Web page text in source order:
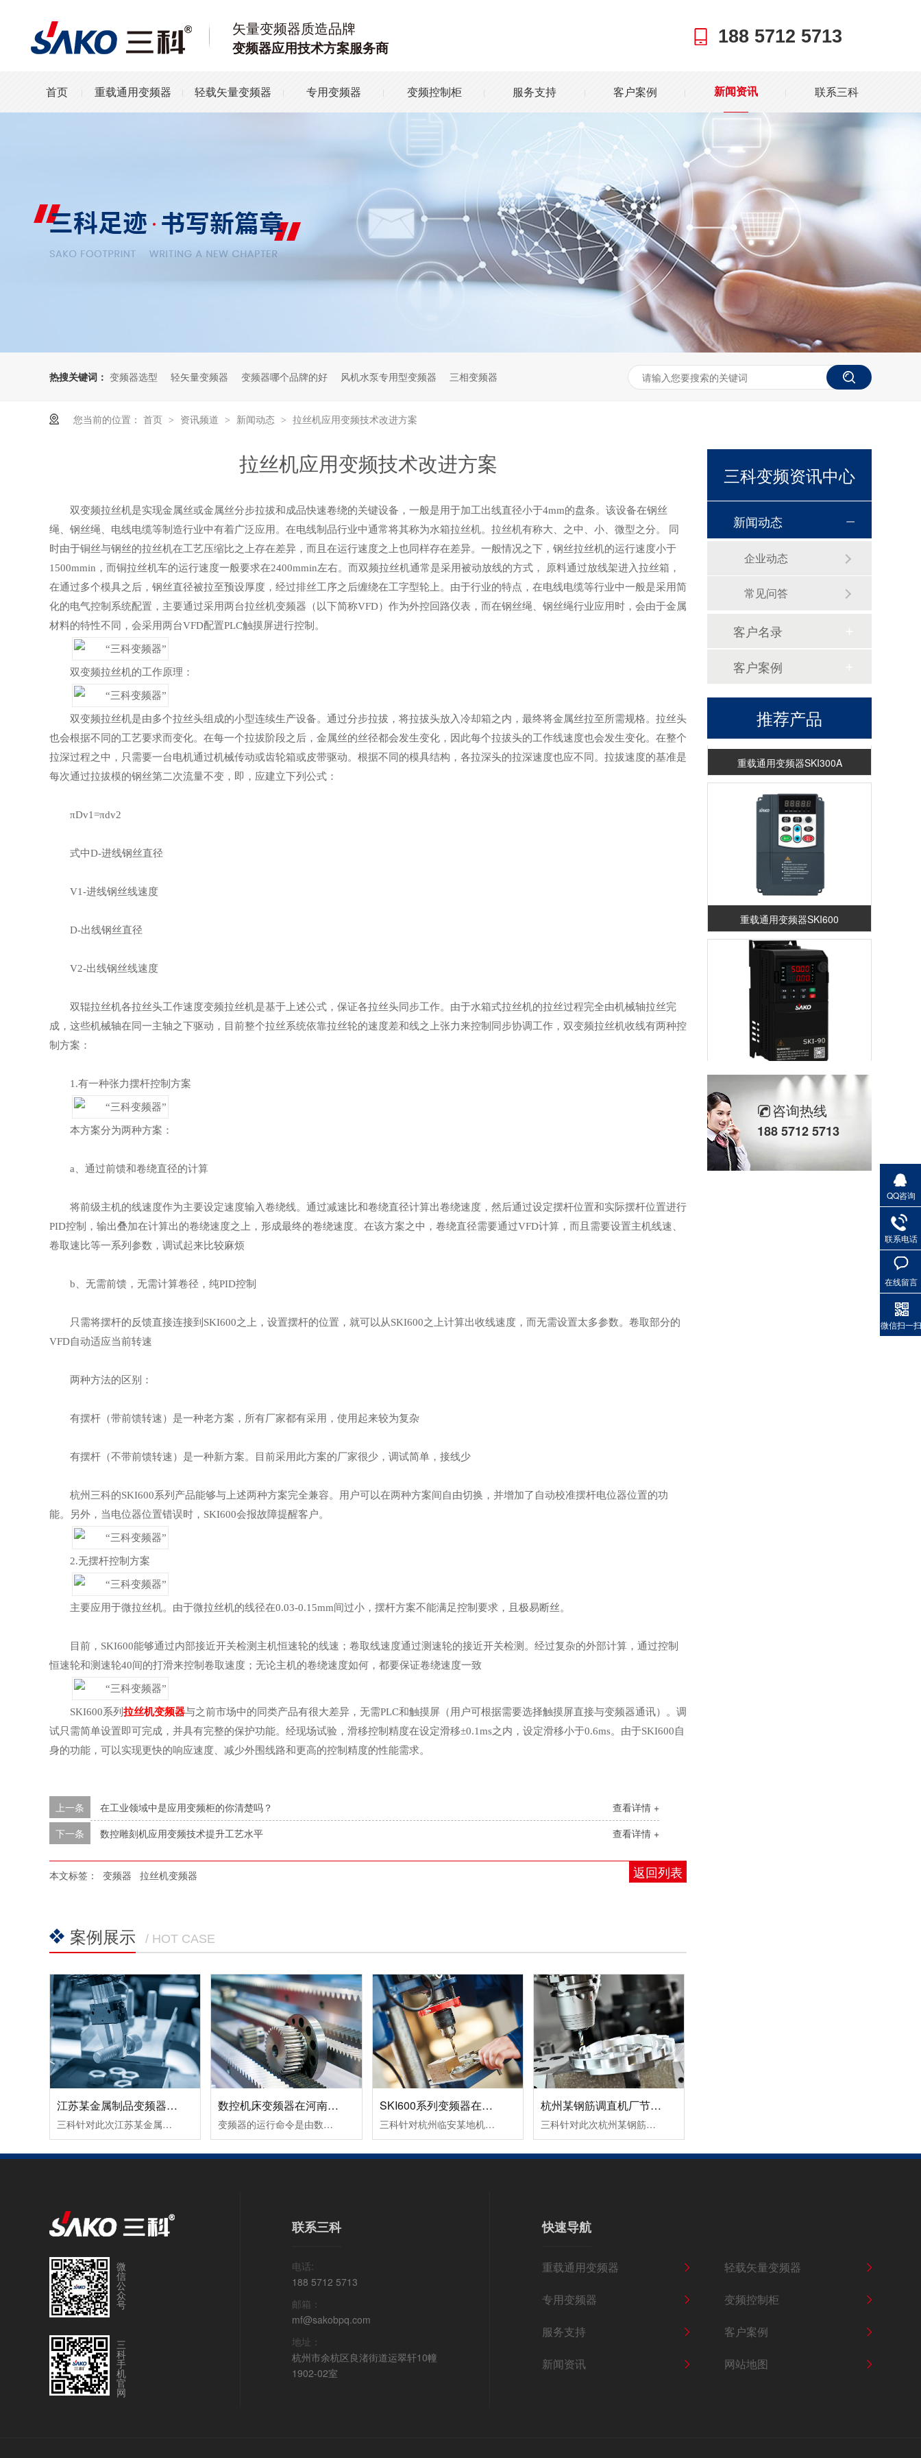
矢量变频器质造品牌
变频器应用技术方案服务商
188 5712 5713
首页 重载通用变频器 轻载矢量变频器 专用变频器 变频控制柜 服务支持 客户案例 新闻资讯 联系三科
热搜关键词： 变频器选型 轻矢量变频器 变频器哪个品牌的好 风机水泵专用型变频器 三相变频器
您当前的位置： 首页 > 资讯频道 > 新闻动态 > 拉丝机应用变频技术改进方案
拉丝机应用变频技术改进方案
双变频拉丝机是实现金属丝或金属丝分步拉拔和成品快速卷绕的关键设备，一般是用于加工出线直径小于4mm的盘条。该设备在钢丝
绳、钢丝绳、电线电缆等制造行业中有着广泛应用。在电线制品行业中通常将其称为水箱拉丝机。拉丝机有称大、之中、小、微型之分。
同
时由于铜丝与钢丝的拉丝机在工艺压缩比之上存在差异，而且在运行速度之上也同样存在差异。一般情况之下，钢丝拉丝机的运行速度小于
1500mmin，而铜拉丝机车的运行速度一般要求在2400mmin左右。而双频拉丝机通常是采用被动放线的方式，
原料通过放线架进入拉丝箱，
在通过多个模具之后，钢丝直径被拉至预设厚度，经过排丝工序之后缠绕在工字型轮上。由于行业的特点，在电线电缆等行业中一般是采用简
化的电气控制系统配置，主要通过采用两台拉丝机变频器（以下简称VFD）作为外控回路仪表，而在钢丝绳、钢丝绳行业应用时，会由于金属
材料的特性不同，会采用两台VFD配置PLC触摸屏进行控制。
双变频拉丝机的工作原理：
双变频拉丝机是由多个拉丝头组成的小型连续生产设备。通过分步拉拔，将拉拔头放入冷却箱之内，最终将金属丝拉至所需规格。拉丝头
也会根据不同的工艺要求而变化。在每一个拉拔阶段之后，金属丝的丝径都会发生变化，因此每个拉拔头的工作线速度也会发生变化。在整个
拉深过程之中，只需要一台电机通过机械传动或齿轮箱或皮带驱动。根据不同的模具结构，各拉深头的拉深速度也应不同。拉拔速度的基准是
每次通过拉拔模的钢丝第二次流量不变，即，应建立下列公式：
πDv1=πdv2
式中D-进线钢丝直径
V1-进线钢丝线速度
D-出线钢丝直径
V2-出线钢丝线速度
双辊拉丝机各拉丝头工作速度变频拉丝机是基于上述公式，保证各拉丝头同步工作。由于水箱式拉丝机的拉丝过程完全由机械轴拉丝完
成，这些机械轴在同一主轴之下驱动，目前整个拉丝系统依靠拉丝轮的速度差和线之上张力来控制同步协调工作，双变频拉丝机收线有两种控
制方案：
1.有一种张力摆杆控制方案
本方案分为两种方案：
a、通过前馈和卷绕直径的计算
将前级主机的线速度作为主要设定速度输入卷绕线。通过减速比和卷绕直径计算出卷绕速度，然后通过设定摆杆位置和实际摆杆位置进行
PID控制，输出叠加在计算出的卷绕速度之上，形成最终的卷绕速度。在该方案之中，卷绕直径需要通过VFD计算，而且需要设置主机线速、
卷取速比等一系列参数，调试起来比较麻烦
b、无需前馈，无需计算卷径，纯PID控制
只需将摆杆的反馈直接连接到SKI600之上，设置摆杆的位置，就可以从SKI600之上计算出收线速度，而无需设置太多参数。卷取部分的
VFD自动适应当前转速
两种方法的区别：
有摆杆（带前馈转速）是一种老方案，所有厂家都有采用，使用起来较为复杂
有摆杆（不带前馈转速）是一种新方案。目前采用此方案的厂家很少，调试简单，接线少
杭州三科的SKI600系列产品能够与上述两种方案完全兼容。用户可以在两种方案间自由切换，并增加了自动校准摆杆电位器位置的功
能。另外，当电位器位置错误时，SKI600会报故障提醒客户。
2.无摆杆控制方案
主要应用于微拉丝机。由于微拉丝机的线径在0.03-0.15mm间过小，摆杆方案不能满足控制要求，且极易断丝。
目前，SKI600能够通过内部接近开关检测主机恒速轮的线速；卷取线速度通过测速轮的接近开关检测。经过复杂的外部计算，通过控制
恒速轮和测速轮40间的打滑来控制卷取速度；无论主机的卷绕速度如何，都要保证卷绕速度一致
SKI600系列 拉丝机变频器与之前市场中的同类产品有很大差异，无需PLC和触摸屏（用户可根据需要选择触摸屏直接与变频器通讯）。调
试只需简单设置即可完成，并具有完整的保护功能。经现场试验，滑移控制精度在设定滑移±0.1ms之内，设定滑移小于0.6ms。由于SKI600自
身的功能，可以实现更快的响应速度、减少外围线路和更高的控制精度的性能需求。
查看详情 +
上一条
在工业领域中是应用变频柜的你清楚吗？
查看详情 +
下一条 数控雕刻机应用变频技术提升工艺水平
返回列表
本文标签： 变频器 拉丝机变频器
案例展示 / HOT CASE
江苏某金属制品变频器节能改造案例！
三科针对此次江苏某金属制品变频器节能改造案例除了采用变频调速让电机达到理想工作转速外，在提高球磨机的研磨效率所取得的节能效果也很好。由于球磨机在设计时，都考虑到保证电动机的最大输出转矩，而实际生产过程中，往往达不到最大输出转矩，电动机处于轻载（不满载）工作状态，其功率因数和效率都较低。这时可通......
数控机床变频器在河南数控设备中的应用案例！
变频器的运行命令是由数控系列发出运行指令，一个正转命令FWD（S1输入），一个反转命令REV（S2输入）。频率信号是由数控系统输出转速信号S(0～10VDC），从变频器AI2端子输入频率指令即可改变频器的频率，从而改变电机的转速。变频器输出故障信号（R1A，R1C）到数控系统，变频器报故障代码时，使机床控制系统停止工作。
SKI600系列变频器在杭州临安某机械设备生产企业中的应用案例！
三科针对杭州临安某地机械设备生产企业设计了SKI600系列变频器在卧式木工带锯机上的应用所采取的设备加工工艺及控制方案：其工作过程为跑车工作台以一定的速度运行一段距离，此速度通常是慢速行进，由PLC给变频器启动和多段速信号，变频器带动跑车工作台电机以低速行进；当锯条进至木头大概5公分左右的位置后，PLC.....
杭州某钢筋调直机厂节能变频器改造案例！
三科针对此次杭州某钢筋调直机厂节能变频器改造案例中提出以下三个结论：1，降低设备启动电流，让电网电压更稳定，大大缓解了电源容量紧张传统钢筋调直机无变频器启动时的电流等于(4-7)倍额定电流，这样会对机电设备和供电电网造成严重的冲击，而且还会对电网容量要求过高。变频器具有上电电机检测、输入输出缺相保护......
三科变频资讯中心
新闻动态
企业动态
常见问答
客户名录
客户案例
推荐产品
恒压供水控制柜
重载通用变频器SKI300A
重载通用变频器SKI600
恒压供水控制柜
咨询热线
188 5712 5713
微
信
公
众
号
三
科
手
机
官
网
联系三科
电话:
188 5712 5713
邮箱：
mf@sakobpq.com
地址：
杭州市余杭区良渚街道运翠轩10幢
1902-02室
快速导航
重载通用变频器 轻载矢量变频器
专用变频器 变频控制柜
服务支持 客户案例
新闻资讯 网站地图
QQ咨询
联系电话
在线留言
微信扫一扫